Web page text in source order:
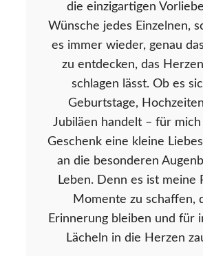
die einzigartigen
Wünsche jedes Einzelnen,
es immer wieder, genau
zu entdecken, das
schlagen lässt. Ob es
Geburtstage,
Jubiläen handelt – für mich
Geschenk eine kleine
an die besonderen
Leben. Denn es ist meine
Momente zu schaffen,
Erinnerung bleiben und für
Lächeln in die Herzen